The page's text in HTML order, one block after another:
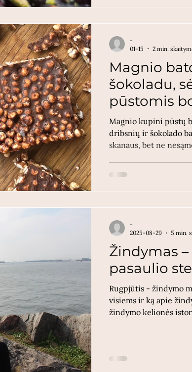
Magnio
šokoladu,
pūstomis
balandomis
Magnio kupini pūstų
dribsnių ir šokolado
skanaus, bet ne
-
01-15
2 min.
Žindymas
pasaulio
Rugpjūtis - žindymo
visiems ir ką apie
žindymo kelionės
-
2025-08-29
5 min.